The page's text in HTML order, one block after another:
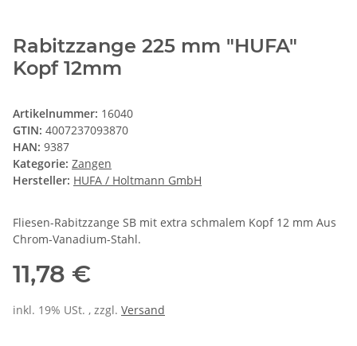
Rabitzzange 225 mm "HUFA"
Kopf 12mm
Artikelnummer: 16040
GTIN: 4007237093870
HAN: 9387
Kategorie: Zangen
Hersteller: HUFA / Holtmann GmbH
Fliesen-Rabitzzange SB mit extra schmalem Kopf 12 mm Aus
Chrom-Vanadium-Stahl.
11,78 €
inkl. 19% USt. , zzgl. Versand